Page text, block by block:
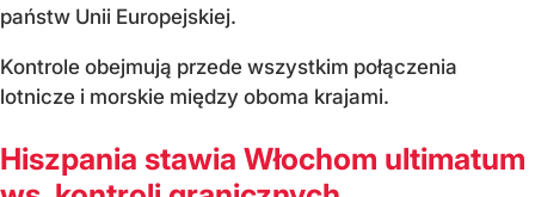
państw Unii Europejskiej.
Kontrole obejmują przede wszystkim połączenia
lotnicze i morskie między oboma krajami.
Hiszpania stawia Włochom ultimatum